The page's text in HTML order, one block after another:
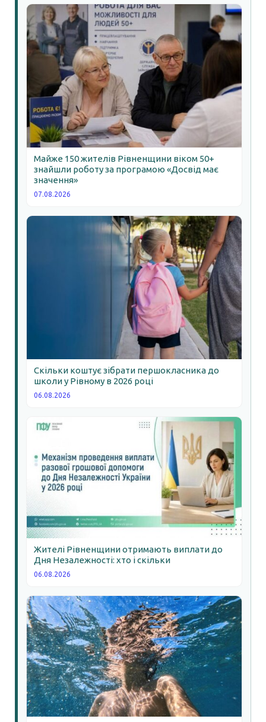
Майже 150 жителів Рівненщини віком 50+
знайшли роботу за програмою «Досвід має
значення»
07.08.2026
Скільки коштує зібрати першокласника до
школи у Рівному в 2026 році
06.08.2026
Жителі Рівненщини отримають виплати до
Дня Незалежності: хто і скільки
06.08.2026